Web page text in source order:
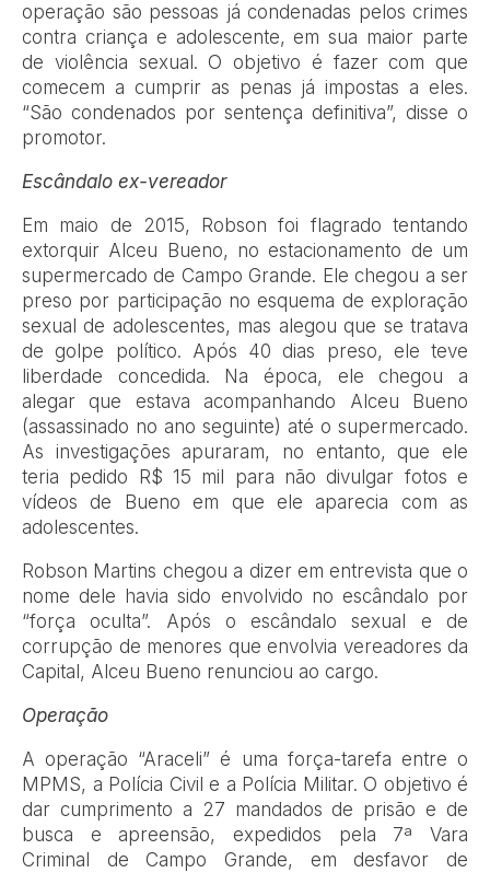
operação são pessoas já condenadas pelos crimes
contra criança e adolescente, em sua maior parte
de violência sexual. O objetivo é fazer com que
comecem a cumprir as penas já impostas a eles.
“São condenados por sentença definitiva”, disse o
promotor.
Escândalo ex-vereador
Em maio de 2015, Robson foi flagrado tentando
extorquir Alceu Bueno, no estacionamento de um
supermercado de Campo Grande. Ele chegou a ser
preso por participação no esquema de exploração
sexual de adolescentes, mas alegou que se tratava
de golpe político. Após 40 dias preso, ele teve
liberdade concedida. Na época, ele chegou a
alegar que estava acompanhando Alceu Bueno
(assassinado no ano seguinte) até o supermercado.
As investigações apuraram, no entanto, que ele
teria pedido R$ 15 mil para não divulgar fotos e
vídeos de Bueno em que ele aparecia com as
adolescentes.
Robson Martins chegou a dizer em entrevista que o
nome dele havia sido envolvido no escândalo por
“força oculta”. Após o escândalo sexual e de
corrupção de menores que envolvia vereadores da
Capital, Alceu Bueno renunciou ao cargo.
Operação
A operação “Araceli” é uma força-tarefa entre o
MPMS, a Polícia Civil e a Polícia Militar. O objetivo é
dar cumprimento a 27 mandados de prisão e de
busca e apreensão, expedidos pela 7ª Vara
Criminal de Campo Grande, em desfavor de